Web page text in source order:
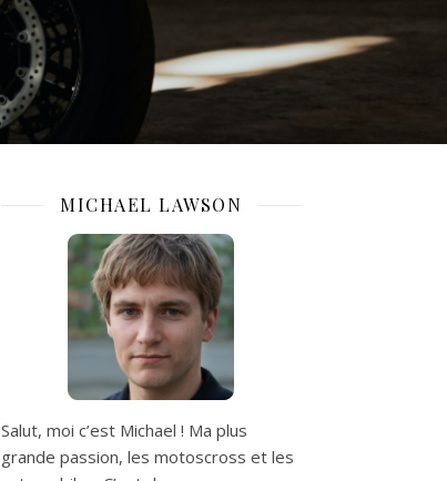
MICHAEL LAWSON
Salut, moi c’est Michael ! Ma plus
grande passion, les motoscross et les